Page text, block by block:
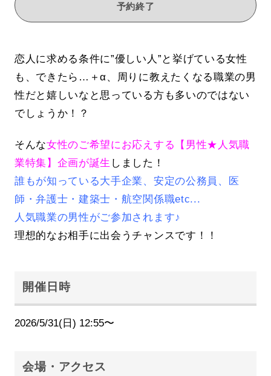
予約終了
恋人に求める条件に”優しい人”と挙げている女性
も、できたら…＋α、周りに教えたくなる職業の男
性だと嬉しいなと思っている方も多いのではない
でしょうか！？
そんな女性のご希望にお応えする【男性★人気職
業特集】企画が誕生 しました！
誰もが知っている大手企業、安定の公務員、医
師・弁護士・建築士・航空関係職etc...
人気職業の男性がご参加されます♪
理想的なお相手に出会うチャンスです！！
開催日時
2026/5/31(日) 12:55〜
会場・アクセス